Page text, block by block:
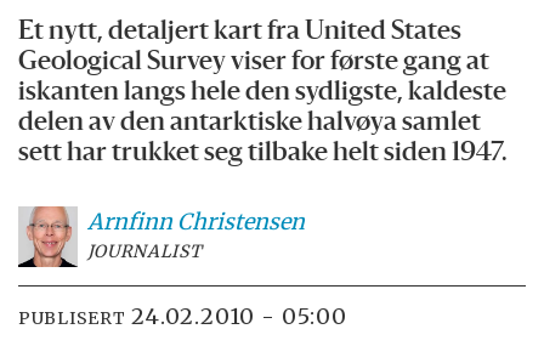
Et nytt, detaljert kart fra United States
Geological Survey viser for første gang at
iskanten langs hele den sydligste, kaldeste
delen av den antarktiske halvøya samlet
sett har trukket seg tilbake helt siden 1947.
Arnfinn Christensen
JOURNALIST
PUBLISERT 24.02.2010 - 05:00